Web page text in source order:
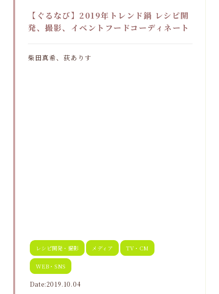
【ぐるなび】2019年トレンド鍋 レシピ開
発、撮影、イベントフードコーディネート
柴田真希、荻ありす
レシピ開発・撮影 メディア TV・CM
WEB・SNS
Date:2019.10.04